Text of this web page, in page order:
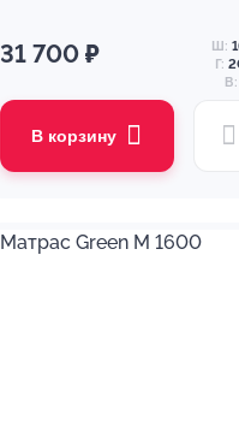
31 700 ₽ Ш:
Г:
В:
В корзину